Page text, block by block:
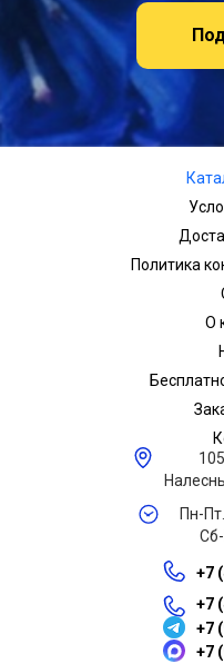
Политика
О
Пн-
+7
+7
+7
+7